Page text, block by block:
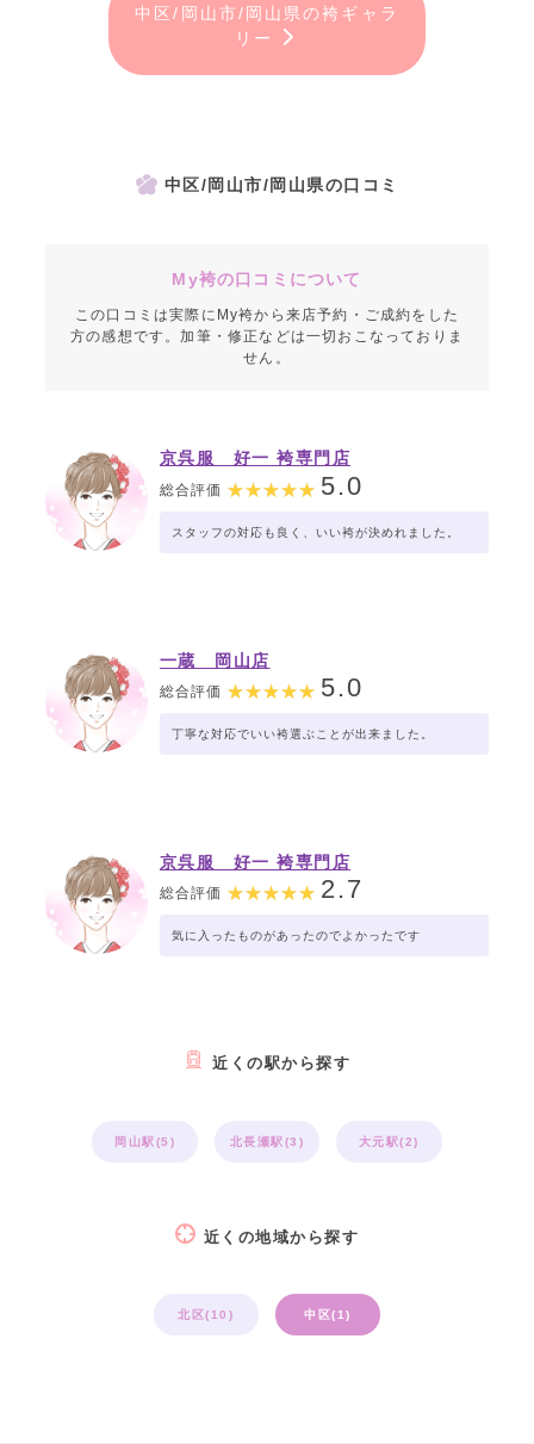
中区/岡山市/岡山県の袴ギャラ
リー
中区/岡山市/岡山県の口コミ
My袴の口コミについて
この口コミは実際にMy袴から来店予約・ご成約をした
方の感想です。加筆・修正などは一切おこなっておりま
せん。
京呉服 好一 袴専門店
総合評価 5.0
スタッフの対応も良く、いい袴が決めれました。
一蔵 岡山店
総合評価 5.0
丁寧な対応でいい袴選ぶことが出来ました。
京呉服 好一 袴専門店
総合評価 2.7
気に入ったものがあったのでよかったです
近くの駅から探す
岡山駅(5) 北長瀬駅(3) 大元駅(2)
近くの地域から探す
北区(10) 中区(1)